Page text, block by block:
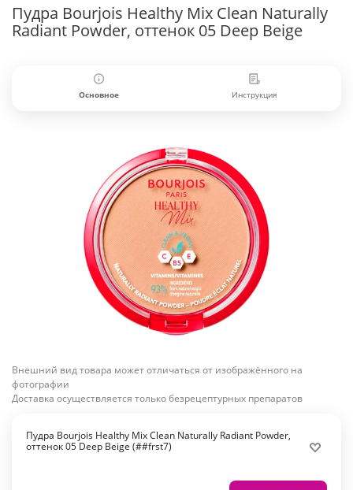
Пудра Bourjois Healthy Mix Clean Naturally
Radiant Powder, оттенок 05 Deep Beige
Основное Инструкция
Внешний вид товара может отличаться от изображённого на
фотографии
Доставка осуществляется только безрецептурных препаратов
Пудра Bourjois Healthy Mix Clean Naturally Radiant Powder,
оттенок 05 Deep Beige (##frst7)